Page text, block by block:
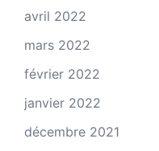
avril 2022
mars 2022
février 2022
janvier 2022
décembre 2021